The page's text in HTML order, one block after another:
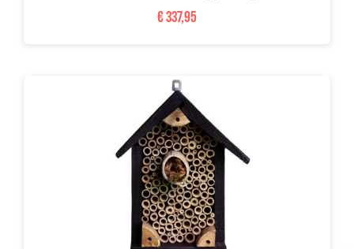
€337,95